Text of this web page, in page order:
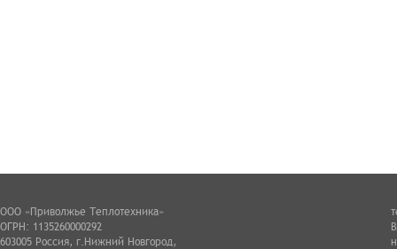
ООО «Приволжье Теплотехника»
ОГРН: 1135260000292
603005 Россия, г.Нижний Новгород,